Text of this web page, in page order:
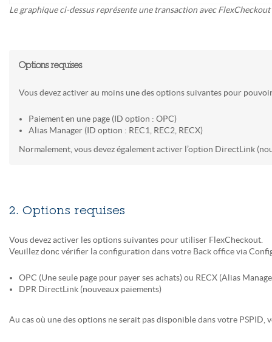
Le graphique ci-dessus représente une transaction avec FlexCheckout
Options requises
Vous devez activer au moins une des options suivantes pour
Paiement en une page (ID option : OPC)
Alias Manager (ID option : REC1, REC2, RECX)
Normalement, vous devez également activer l’option DirectLink
2. Options requises
Vous devez activer les options suivantes pour utiliser FlexCheckout.
Veuillez donc vérifier la configuration dans votre Back office via
OPC (Une seule page pour payer ses achats) ou RECX (Alias
DPR DirectLink (nouveaux paiements)
Au cas où une des options ne serait pas disponible dans votre